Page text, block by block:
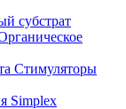
субстрат
Стимуляторы
Simplex